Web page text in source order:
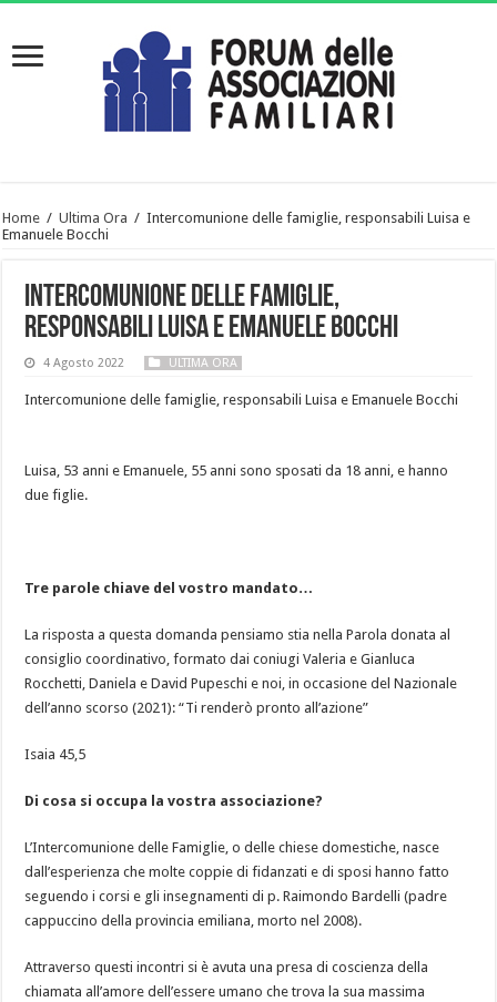
Home / Ultima Ora / Intercomunione delle famiglie, responsabili Luisa e
Emanuele Bocchi
Intercomunione delle famiglie,
responsabili Luisa e Emanuele Bocchi
4 Agosto 2022 ULTIMA ORA
Intercomunione delle famiglie, responsabili Luisa e Emanuele Bocchi
Luisa, 53 anni e Emanuele, 55 anni sono sposati da 18 anni, e hanno
due figlie.
Tre parole chiave del vostro mandato…
La risposta a questa domanda pensiamo stia nella Parola donata al
consiglio coordinativo, formato dai coniugi Valeria e Gianluca
Rocchetti, Daniela e David Pupeschi e noi, in occasione del Nazionale
dell’anno scorso (2021): “Ti renderò pronto all’azione”
Isaia 45,5
Di cosa si occupa la vostra associazione?
L’Intercomunione delle Famiglie, o delle chiese domestiche, nasce
dall’esperienza che molte coppie di fidanzati e di sposi hanno fatto
seguendo i corsi e gli insegnamenti di p. Raimondo Bardelli (padre
cappuccino della provincia emiliana, morto nel 2008).
Attraverso questi incontri si è avuta una presa di coscienza della
chiamata all’amore dell’essere umano che trova la sua massima